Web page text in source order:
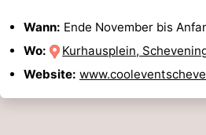
Wann: Ende November bis
Wo:
Kurhausplein,
Website: